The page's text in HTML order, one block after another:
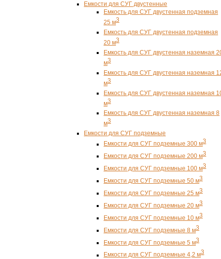
Емкости для СУГ двустенные
Емкость для СУГ двустенная подземная
25 м3
Емкость для СУГ двустенная подземная
20 м3
Емкость для СУГ двустенная наземная
м3
Емкость для СУГ двустенная наземная
м3
Емкость для СУГ двустенная наземная
м3
Емкость для СУГ двустенная наземная 8
м3
Емкости для СУГ подземные
Емкости для СУГ подземные 300 м3
Емкости для СУГ подземные 200 м3
Емкости для СУГ подземные 100 м3
Емкости для СУГ подземные 50 м3
Емкости для СУГ подземные 25 м3
Емкости для СУГ подземные 20 м3
Емкости для СУГ подземные 10 м3
Емкости для СУГ подземные 8 м3
Емкости для СУГ подземные 5 м3
Емкости для СУГ подземные 4,2 м3